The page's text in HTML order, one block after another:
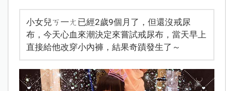
小女兒ㄎ一ㄤ已經2歲9個月了，但還沒戒尿
布，今天心血來潮決定來嘗試戒尿布，當天早上
直接給他改穿小內褲，結果奇蹟發生了～